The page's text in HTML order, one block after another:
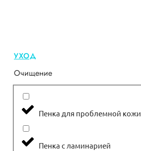
УХОД
Очищение
Пенка для проблемной кожи
Пенка с ламинарией